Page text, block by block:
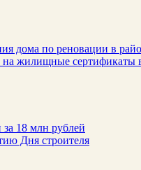
дома по реновации в
на жилищные сертификаты
18 млн рублей
Дня строителя